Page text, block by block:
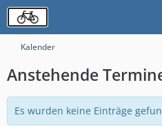
Kalender
Anstehende
Es wurden keine Einträge